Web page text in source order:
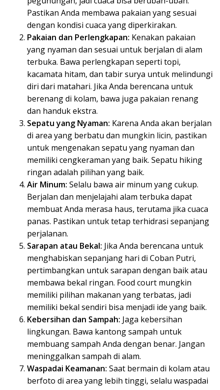
Pastikan Anda membawa pakaian yang sesuai
dengan kondisi cuaca yang diperkirakan.
Pakaian dan Perlengkapan: Kenakan pakaian
yang nyaman dan sesuai untuk berjalan di alam
terbuka. Bawa perlengkapan seperti topi,
kacamata hitam, dan tabir surya untuk melindungi
diri dari matahari. Jika Anda berencana untuk
berenang di kolam, bawa juga pakaian renang
dan handuk ekstra.
Sepatu yang Nyaman: Karena Anda akan berjalan
di area yang berbatu dan mungkin licin, pastikan
untuk mengenakan sepatu yang nyaman dan
memiliki cengkeraman yang baik. Sepatu hiking
ringan adalah pilihan yang baik.
Air Minum: Selalu bawa air minum yang cukup.
Berjalan dan menjelajahi alam terbuka dapat
membuat Anda merasa haus, terutama jika cuaca
panas. Pastikan untuk tetap terhidrasi sepanjang
perjalanan.
Sarapan atau Bekal: Jika Anda berencana untuk
menghabiskan sepanjang hari di Coban Putri,
pertimbangkan untuk sarapan dengan baik atau
membawa bekal ringan. Food court mungkin
memiliki pilihan makanan yang terbatas, jadi
memiliki bekal sendiri bisa menjadi ide yang baik.
Kebersihan dan Sampah: Jaga kebersihan
lingkungan. Bawa kantong sampah untuk
membuang sampah Anda dengan benar. Jangan
meninggalkan sampah di alam.
Waspadai Keamanan: Saat bermain di kolam atau
berfoto di area yang lebih tinggi, selalu waspadai